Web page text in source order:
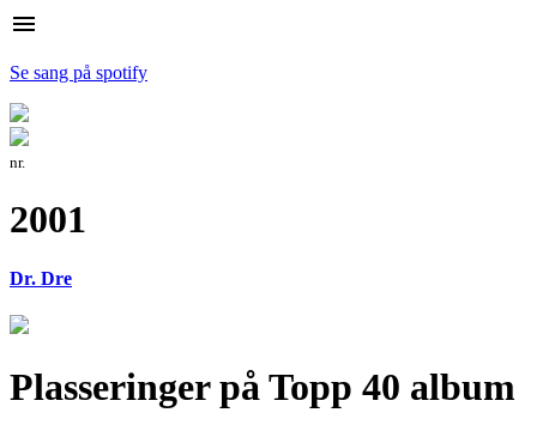
menu
Se sang på spotify
nr.
2001
Dr. Dre
Plasseringer på Topp 40 album